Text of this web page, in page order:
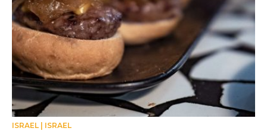
ISRAEL ISRAEL